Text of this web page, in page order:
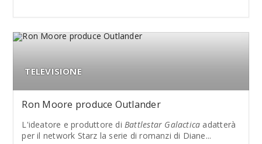
TELEVISIONE
Ron Moore produce Outlander
L'ideatore e produttore diBattlestar Galactica adatterà
per il network Starz la serie di romanzi di Diane...